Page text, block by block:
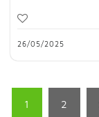
26/05/2025
1 2